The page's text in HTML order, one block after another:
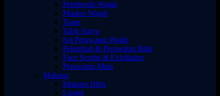
Pembersih Wajah
Masker Wajah
Toner
Tabir Surya
Set Perawatan Wajah
Pelembab & Perawatan Bibir
Face Scrubs & Exfoliators
Perawatan Mata
Makeup
Makeup Bibir
Lipstik